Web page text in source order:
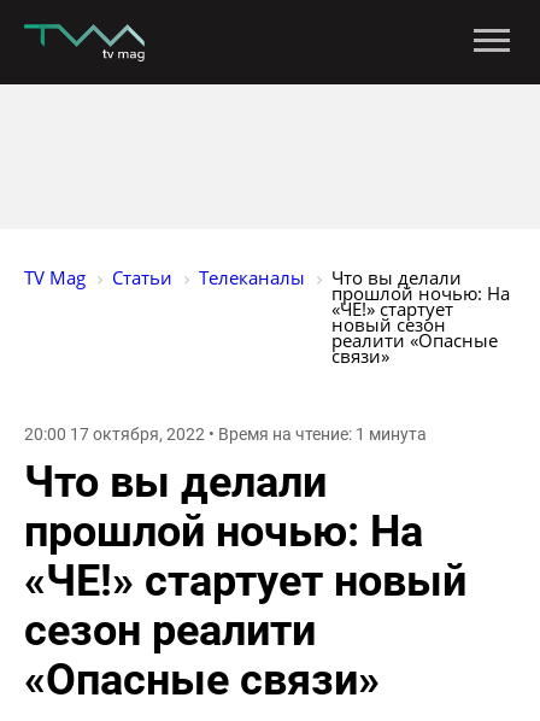
TV Mag Статьи Телеканалы Что вы делали
прошлой ночью: На
«ЧЕ!» стартует
новый сезон
реалити «Опасные
связи»
20:00 17 октября, 2022 • Время на чтение: 1 минута
Что вы делали
прошлой ночью: На
«ЧЕ!» стартует новый
сезон реалити
«Опасные связи»